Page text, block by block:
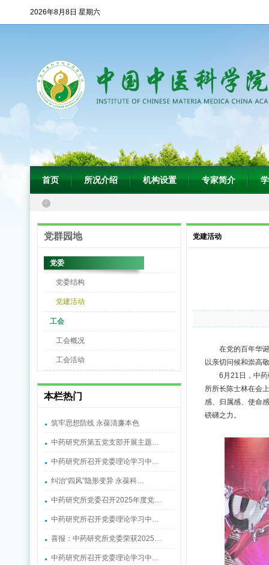
2026年8月8日 星期六
首页 所况介绍 机构设置 专家简介
党群园地
党委
党委结构
党建活动
工会
工会概况
工会活动
本栏热门
筑牢思想防线 永葆清廉本色
中药研究所第五党支部开展主题…
中药研究所召开党委理论学习中…
纠治“四风”隐形变异 永葆科…
中药研究所党委召开2025年度党…
中药研究所召开党委理论学习中…
喜报：中药研究所党委荣获2025…
中药研究所召开党委理论学习中…
党建活动
在党的百年华
以亲切问候和崇高
6月21日，中
所所长陈士林在会
感、归属感、使命
磅礴之力。